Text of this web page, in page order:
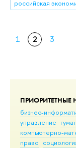
ПРИОРИТЕТНЫЕ
бизнес-
управление
компьютерно-
право
российская
1 2 3